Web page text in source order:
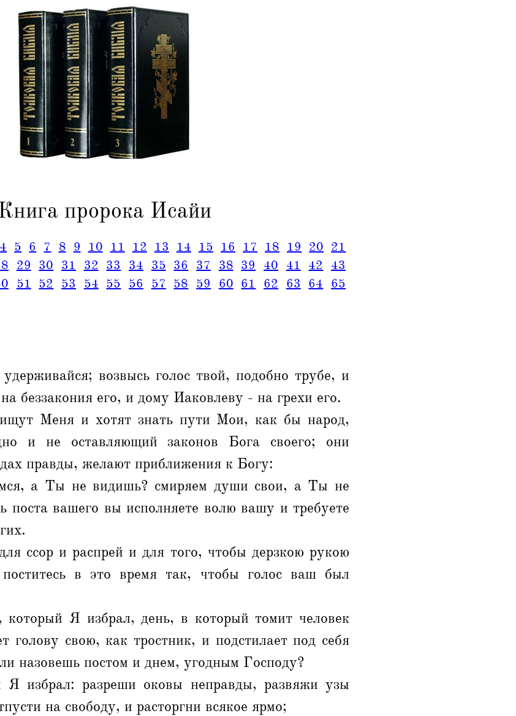
пророка Исайи
4 5 6 7 8 9 10 11 12 13 14 15 16 17 18 19 20 21
29 30 31 32 33 34 35 36 37 38 39 40 41 42
43
51 52 53 54 55 56 57 58 59 60 61 62 63 64 65
возвысь голос твой, подобно трубе, и
беззакония его, и дому Иаковлеву - на грехи его.
Меня и хотят знать пути Мои, как бы народ,
и не оставляющий законов Бога своего; они
правды, желают приближения к Богу:
а Ты не видишь? смиряем души свои, а Ты не
поста вашего вы исполняете волю вашу и требуете
ссор и распрей и для того, чтобы дерзкою рукою
в это время так, чтобы голос ваш был
Я избрал, день, в который томит человек
голову свою, как тростник, и подстилает под себя
назовешь постом и днем, угодным Господу?
избрал: разреши оковы неправды, развяжи узы
на свободу, и расторгни всякое ярмо;